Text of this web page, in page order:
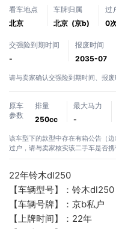
看车地点
北京
车牌归属
北京 (京b)
过
0
交强险到期时间
-
报废时间
2035-07
请与卖家确认交强险到期时间、报
原车
参数
排量
250cc
最大马力
-
该车型下的款型中存在有箱公告（
过户，请与卖家核实该二手车是否携
22年铃木dl250
【车辆型号】：铃木dl250
【车辆号牌】：京b私户
【上牌时间】：22年